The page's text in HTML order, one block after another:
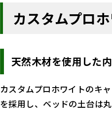
カスタムプロ
天然木材を使用した
カスタムプロホワイトのキ
を採用し、ベッドの土台は